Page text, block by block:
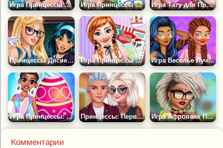
Игра Принцессы Диснея и Ретро Игры Игра Принцессы Производят Впечатление Игра Тату для Принцесс
Принцессы Диснея Идут в Школу Игра Принцессы и Парк Развлечений Игра Веселье Лучших Подруг
Игра Принцессы: Пасхальное Воскресенье Принцессы: Первый День в Старшей Школе Игра Афропанк Принцессы
Комментарии